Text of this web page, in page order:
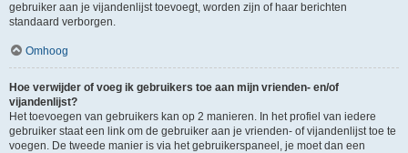
gebruiker aan je vijandenlijst toevoegt, worden zijn of haar berichten
standaard verborgen.
Omhoog
Hoe verwijder of voeg ik gebruikers toe aan mijn vrienden- en/of
vijandenlijst?
Het toevoegen van gebruikers kan op 2 manieren. In het profiel van iedere
gebruiker staat een link om de gebruiker aan je vrienden- of vijandenlijst toe te
voegen. De tweede manier is via het gebruikerspaneel, je moet dan een